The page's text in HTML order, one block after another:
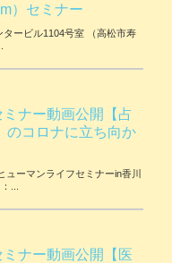
）セミナー
ービル1104号室 （⾼松市寿
ナー動画公開【占
のコロナに立ち向か
ューマンライフセミナーin香川
...
ナー動画公開【医